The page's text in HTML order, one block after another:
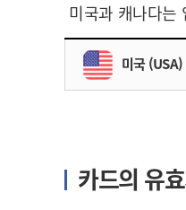
미국과 캐나다는
미국 (USA)
카드의 유